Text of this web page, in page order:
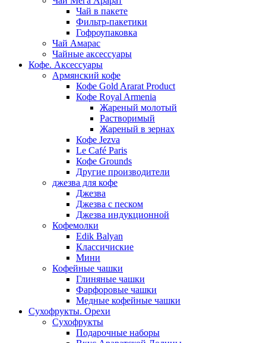
Чай в пакете
Фильтр-пакетики
Гофроупаковка
Чай Амарас
Чайные аксессуары
Кофе. Аксессуары
Армянский кофе
Кофе Gold Ararat Product
Кофе Royal Armenia
Жареный молотый
Растворимый
Жареный в зернах
Кофе Jezva
Le Café Paris
Кофе Grounds
Другие производители
джезва для кофе
Джезва
Джезва с песком
Джезва индукционной
Кофемолки
Edik Balyan
Классичиские
Мини
Кофейные чашки
Глиняные чашки
Фарфоровые чашки
Медные кофейные чашки
Сухофрукты. Орехи
Сухофрукты
Подарочные наборы